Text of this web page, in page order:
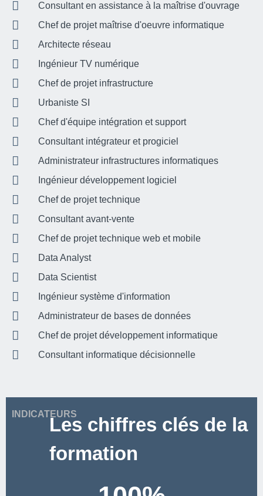
Consultant en assistance à la maîtrise d'ouvrage
Chef de projet maîtrise d'oeuvre informatique
Architecte réseau
Ingénieur TV numérique
Chef de projet infrastructure
Urbaniste SI
Chef d'équipe intégration et support
Consultant intégrateur et progiciel
Administrateur infrastructures informatiques
Ingénieur développement logiciel
Chef de projet technique
Consultant avant-vente
Chef de projet technique web et mobile
Data Analyst
Data Scientist
Ingénieur système d'information
Administrateur de bases de données
Chef de projet développement informatique
Consultant informatique décisionnelle
INDICATEURSLes chiffres clés de la
formation